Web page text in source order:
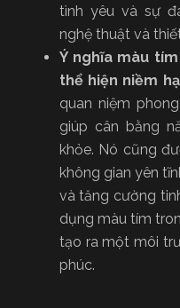
tình yêu và sự
nghệ thuật và
Ý nghĩa màu
thể hiện niềm
quan niệm
giúp cân bằng
khỏe. Nó cũng
không gian yên
và tăng cường
dụng màu tím
tạo ra một môi
phúc.